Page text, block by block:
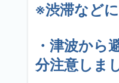
※渋滞など
・津波から
分注意しま